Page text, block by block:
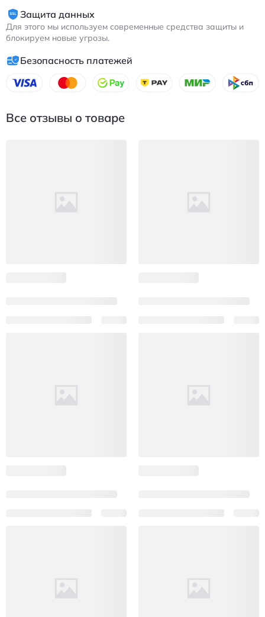
Защита данных
Для этого мы используем современные средства защиты и
блокируем новые угрозы.
Безопасность платежей
Все отзывы о товаре